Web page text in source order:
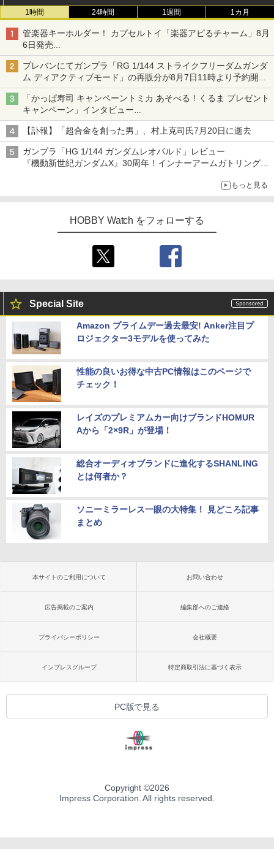
1時間 24時間 1週間 1カ月
管楽器キーホルダー！ カプセルトイ「楽器アピるチャーム」8月
6日発売
チューバ、テナサクなど5種各3色
プレバンにてガンプラ「RG 1/144 ストライクフリーダムガンダ
ム ディアクティブモード」の再販分が8月7日11時より予約開
始！
「かっぱ寿司 キャンペーントミカ あそべる！くるま プレゼント
キャンペーン」インタビュー
子どもが楽しめるかっぱ寿司ならではの体験とコラボの楽しさを
追求
【訃報】「超合金を創った男」、村上克司氏7月20日に逝去
ガンプラ「HG 1/144 ガンダムレオパルド」レビュー
『機動新世紀ガンダムX』30周年！インナーアームガトリングの
もっと見る
HOBBY Watch をフォローする
Special Site
Amazon プライムデー過去最安! Anker注目プ
ロジェクター3モデルを使ってみた
性能の良いお得な中古PC情報はこのページで
チェック！
レイズのプレミアムカー向けブランドHOMUR
Aから「2×9R」が登場！
総合オーディオブランドに進化するSHANLING
とは何者か？
ソニーミラーレス一眼の大特集！ 見どころ記事
まとめ
本サイトのご利用について お問い合わせ
広告掲載のご案内 編集部へのご連絡
プライバシーポリシー 会社概要
インプレスグループ 特定商取引法に基づく表示
PC版で見る
Copyright ©2026
Impress Corporation. All rights reserved.